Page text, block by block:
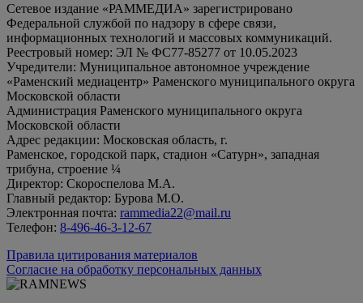
Сетевое издание «РАММЕДИА» зарегистрировано
Федеральной службой по надзору в сфере связи,
информационных технологий и массовых коммуникаций.
Реестровый номер: ЭЛ № ФС77-85277 от 10.05.2023
Учредители: Муниципальное автономное учреждение
«Раменский медиацентр» Раменского муниципального округа
Московской области
Администрация Раменского муниципального округа
Московской области
Адрес редакции: Московская область, г.
Раменское, городской парк, стадион «Сатурн», западная
трибуна, строение ¼
Директор: Скороспелова М.А.
Главный редактор: Бурова М.О.
Электронная почта: rammedia22@mail.ru
Телефон: 8-496-46-3-12-67
Правила цитирования материалов
Согласие на обработку персональных данных